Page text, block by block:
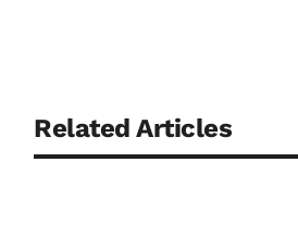
Related Articles